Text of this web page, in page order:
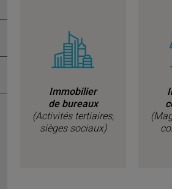
Immobilier
de bureaux
(Activités tertiaires,
sièges sociaux)